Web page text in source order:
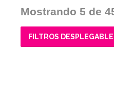
Mostrando 5 de
FILTROS